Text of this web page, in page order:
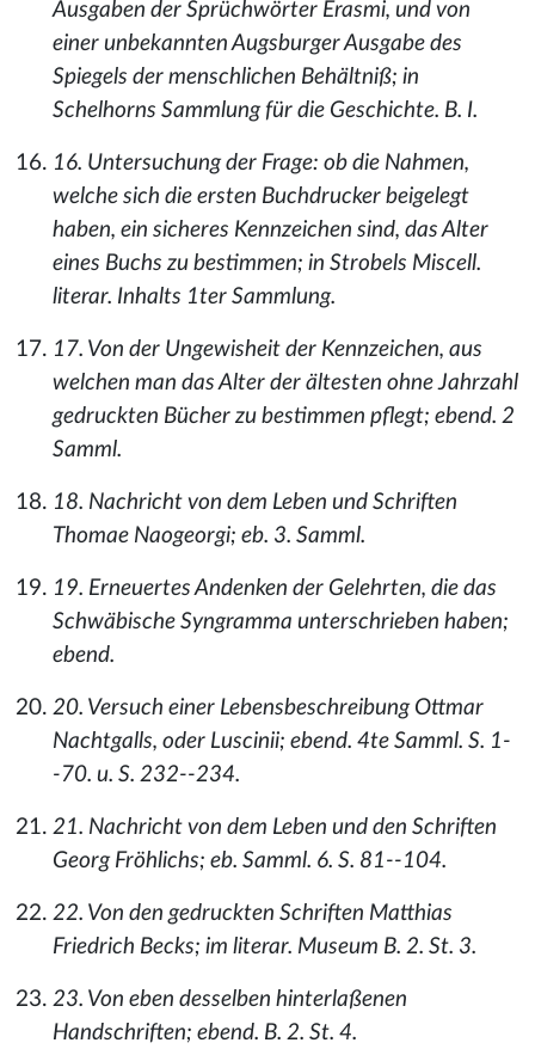
Ausgaben der Sprüchwörter Erasmi, und von
einer unbekannten Augsburger Ausgabe des
Spiegels der menschlichen Behältniß; in
Schelhorns Sammlung für die Geschichte. B. I.
16. Untersuchung der Frage: ob die Nahmen,
welche sich die ersten Buchdrucker beigelegt
haben, ein sicheres Kennzeichen sind, das Alter
eines Buchs zu bestimmen; in Strobels Miscell.
literar. Inhalts 1ter Sammlung.
17. Von der Ungewisheit der Kennzeichen, aus
welchen man das Alter der ältesten ohne Jahrzahl
gedruckten Bücher zu bestimmen pflegt; ebend. 2
Samml.
18. Nachricht von dem Leben und Schriften
Thomae Naogeorgi; eb. 3. Samml.
19. Erneuertes Andenken der Gelehrten, die das
Schwäbische Syngramma unterschrieben haben;
ebend.
20. Versuch einer Lebensbeschreibung Ottmar
Nachtgalls, oder Luscinii; ebend. 4te Samml. S. 1-
-70. u. S. 232--234.
21. Nachricht von dem Leben und den Schriften
Georg Fröhlichs; eb. Samml. 6. S. 81--104.
22. Von den gedruckten Schriften Matthias
Friedrich Becks; im literar. Museum B. 2. St. 3.
23. Von eben desselben hinterlaßenen
Handschriften; ebend. B. 2. St. 4.